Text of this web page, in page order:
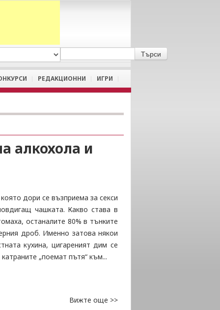
РЕДАКЦИОННИ ИГРИ
алкохола и
дори се възприема за секси
чашката. Какво става в
останалите 80% в тънките
дроб. Именно затова някои
кухина, цигареният дим се
„поемат пътя“ към...
Вижте още >>